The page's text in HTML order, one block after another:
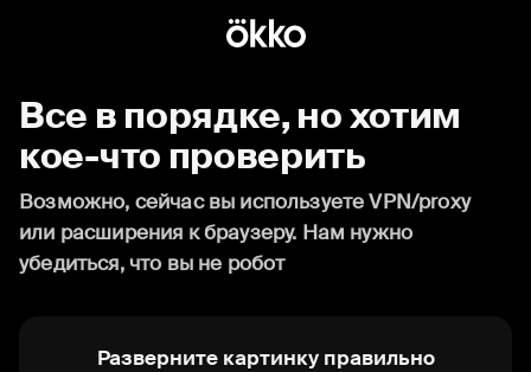
Все в порядке, но хотим
кое-что проверить
Возможно, сейчас вы используете VPN/proxy
или расширения к браузеру. Нам нужно
убедиться, что вы не робот
Разверните картинку правильно